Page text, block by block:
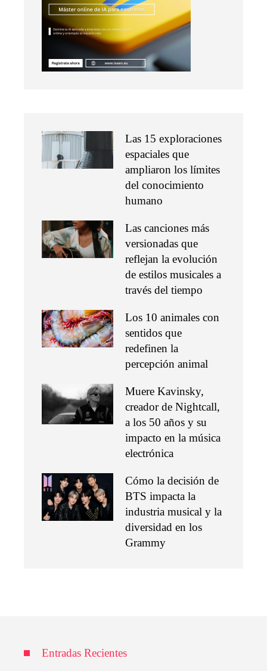
Las 15 exploraciones
espaciales que
ampliaron los límites
del conocimiento
humano
Las canciones más
versionadas que
reflejan la evolución
de estilos musicales a
través del tiempo
Los 10 animales con
sentidos que
redefinen la
percepción animal
Muere Kavinsky,
creador de Nightcall,
a los 50 años y su
impacto en la música
electrónica
Cómo la decisión de
BTS impacta la
industria musical y la
diversidad en los
Grammy
Entradas Recientes